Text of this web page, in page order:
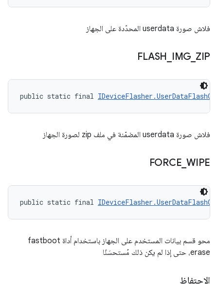
فلاش صورة userdata المحدّدة على الجهاز
FLASH IMG ZIP
public static final
فلاش صورة userdata المضمّنة في ملف zip لصورة الجهاز
FORCE WIPE
public static final
محو قسم بيانات المستخدم على الجهاز باستخدام أداة fastboot
erase، حتى إذا لم يكن ذلك مُستحسَنًا
الاحتفاظ